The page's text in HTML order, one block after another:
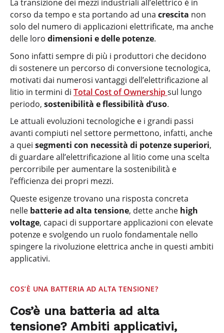
La transizione dei mezzi industriali all’elettrico è in
corso da tempo e sta portando ad una crescita non
solo del numero di applicazioni elettrificate, ma anche
delle loro dimensioni e delle potenze.
Sono infatti sempre di più i produttori che decidono
di sostenere un percorso di conversione tecnologica,
motivati dai numerosi vantaggi dell’elettrificazione al
litio in termini di Total Cost of Ownershipsul lungo
periodo, sostenibilità e flessibilità d’uso.
Le attuali evoluzioni tecnologiche e i grandi passi
avanti compiuti nel settore permettono, infatti, anche
a quei segmenti con necessità di potenze superiori,
di guardare all’elettrificazione al litio come una scelta
percorribile per aumentare la sostenibilità e
l’efficienza dei propri mezzi.
Queste esigenze trovano una risposta concreta
nelle batterie ad alta tensione, dette anche high
voltage, capaci di supportare applicazioni con elevate
potenze e svolgendo un ruolo fondamentale nello
spingere la rivoluzione elettrica anche in questi ambiti
applicativi.
COS’È UNA BATTERIA AD ALTA TENSIONE?
Cos’è una batteria ad alta
tensione? Ambiti applicativi,